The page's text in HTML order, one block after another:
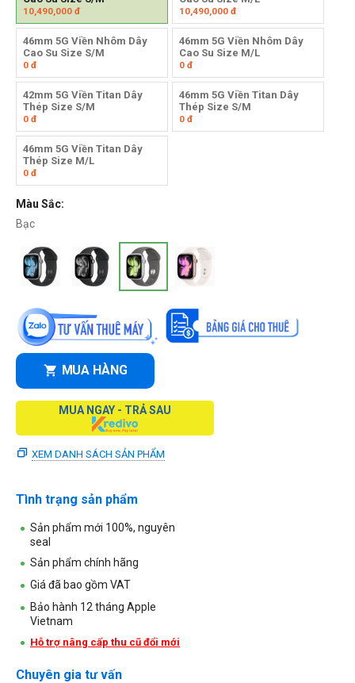
10,490,000 đ 10,490,000đ
46mm 5G Viền Nhôm Dây
Cao Su Size S/M
0 đ
46mm 5G Viền Nhôm Dây
Cao Su Size M/L
0đ
42mm 5G Viền Titan Dây
Thép Size S/M
0 đ
46mm 5G Viền Titan Dây
Thép Size S/M
0đ
46mm 5G Viền Titan Dây
Thép Size M/L
0 đ
Màu Sắc:
Bạc
MUA HÀNG
MUA NGAY - TRẢ SAU
XEM DANH SÁCH SẢN PHẨM
Tình trạng sản phẩm
Sản phẩm mới 100%, nguyên
seal
Sản phẩm chính hãng
Giá đã bao gồm VAT
Bảo hành 12 tháng Apple
Vietnam
Hỗ trợ nâng cấp thu cũ đổi mới
Chuyên gia tư vấn